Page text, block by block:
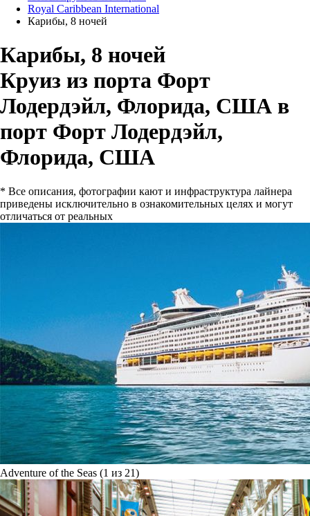
Royal Caribbean International
Карибы, 8 ночей
Карибы, 8 ночей
Круиз из порта Форт
Лодердэйл, Флорида, США в
порт Форт Лодердэйл,
Флорида, США
* Все описания, фотографии кают и инфраструктура лайнера
приведены исключительно в ознакомительных целях и могут
отличаться от реальных
Adventure of the Seas (1 из 21)